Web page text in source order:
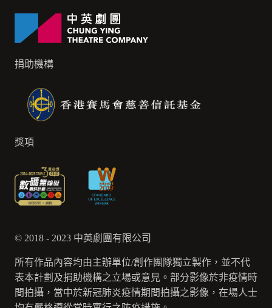
捐助機構
獎項
© 2018 - 2023 中英劇團有限公司
所有作品內容均由主辦單位/創作團隊獨立製作，並不代
表本計劃及捐助機構之立場或意見。部分影像於非疫情時
間拍攝，當中於新冠肺炎疫情期間拍攝之影像，在場人士